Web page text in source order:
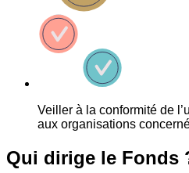
Veiller à la conformité de
aux organisations
Qui dirige le Fonds